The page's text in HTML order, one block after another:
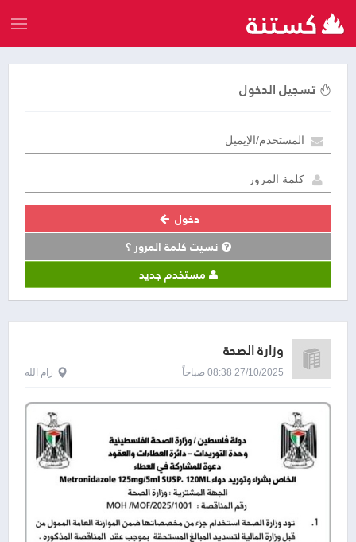
تسجيل الدخول
دخول
نسيت كلمة المرور ؟
مستخدم جديد
وزارة الصحة
27/10/2025 08:38 صباحاً رام الله